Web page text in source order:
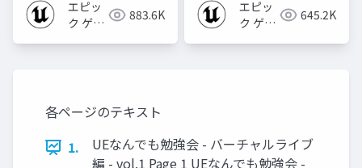
エピッ
ク ゲー
883.6K
エピッ
ク ゲー
645.2K
各ページのテキスト
1.
UEなんでも勉強会 - バーチャルライブ
編 - vol.1 Page 1 UEなんでも勉強会 -